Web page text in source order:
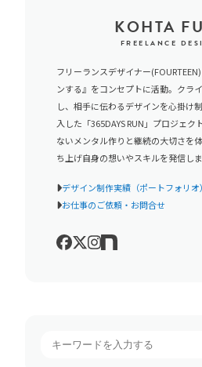
KOHTA
FREELANCE
フリーランスデザイナー
ンする』をコンセプトに活動。クラ
し、相手に伝わるデザインを心掛け
入した「365DAYS RUN」プロジェ
ないメンタル作りと継続の大切さを
ち上げ自身の想いやスキルを発信しま
デザイン制作実績（ポートフォリオ）
お仕事のご依頼・お問合せ